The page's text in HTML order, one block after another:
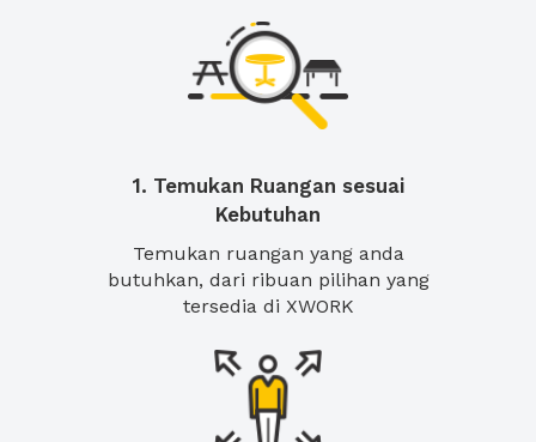
1. Temukan Ruangan sesuai
Kebutuhan
Temukan ruangan yang anda
butuhkan, dari ribuan pilihan yang
tersedia di XWORK